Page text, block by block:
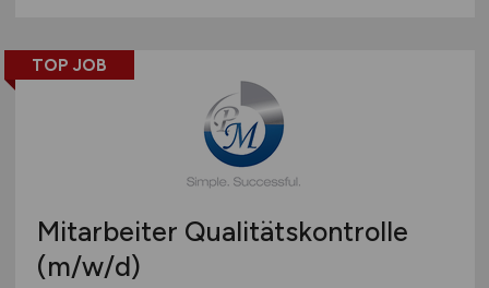
TOP JOB
Mitarbeiter Qualitätskontrolle
(m/w/d)